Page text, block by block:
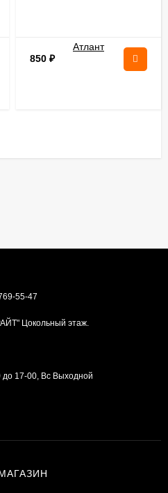
850 ₽
55-47
Цокольный этаж.
17-00, Вс Выходной